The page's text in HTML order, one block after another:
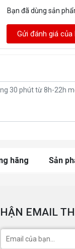
Bạn đã dùng sản
Gửi đánh giá của
hãng Sản
EMAIL